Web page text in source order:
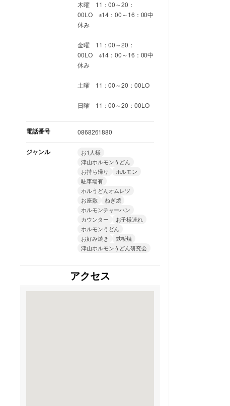
木曜 11：00～20：
00LO ※14：00～16：00中
休み
金曜 11：00～20：
00LO ※14：00～16：00中
休み
土曜 11：00～20：00LO
日曜 11：00～20：00LO
電話番号 0868261880
ジャンル
お1人様
津山ホルモンうどん
お持ち帰り
ホルモン
駐車場有
ホルうどんオムレツ
お座敷
ねぎ焼
ホルモンチャーハン
カウンター
お子様連れ
ホルモンうどん
お好み焼き
鉄板焼
津山ホルモンうどん研究会
アクセス